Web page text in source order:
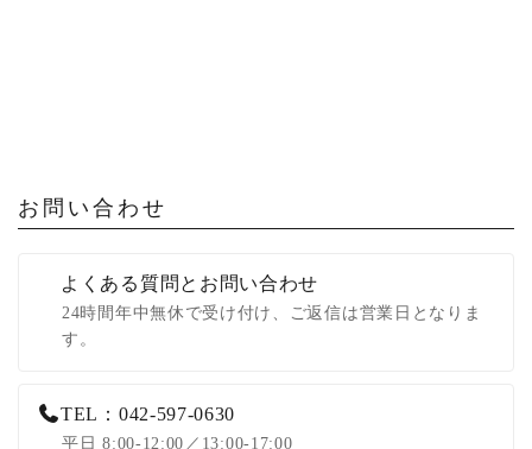
お問い合わせ
よくある質問とお問い合わせ
24時間年中無休で受け付け、ご返信は営業日となりま
す。
TEL：042-597-0630
平日 8:00-12:00／13:00-17:00